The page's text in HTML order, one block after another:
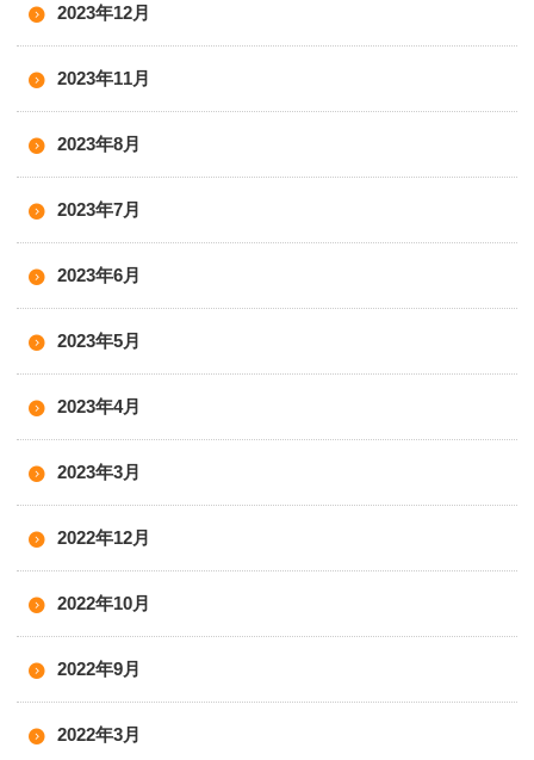
2023年12月
2023年11月
2023年8月
2023年7月
2023年6月
2023年5月
2023年4月
2023年3月
2022年12月
2022年10月
2022年9月
2022年3月